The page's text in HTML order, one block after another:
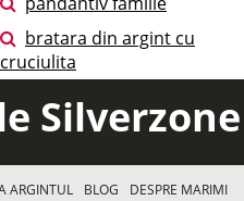
bratara din argint cu
cruciulita
Silverzone
ARGINTUL BLOG
DESPRE MARIMI